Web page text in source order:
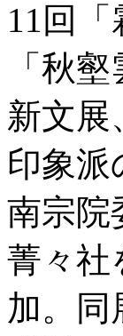
11回
「秋
新文展
印象派
南宗院
菁々社
加。同